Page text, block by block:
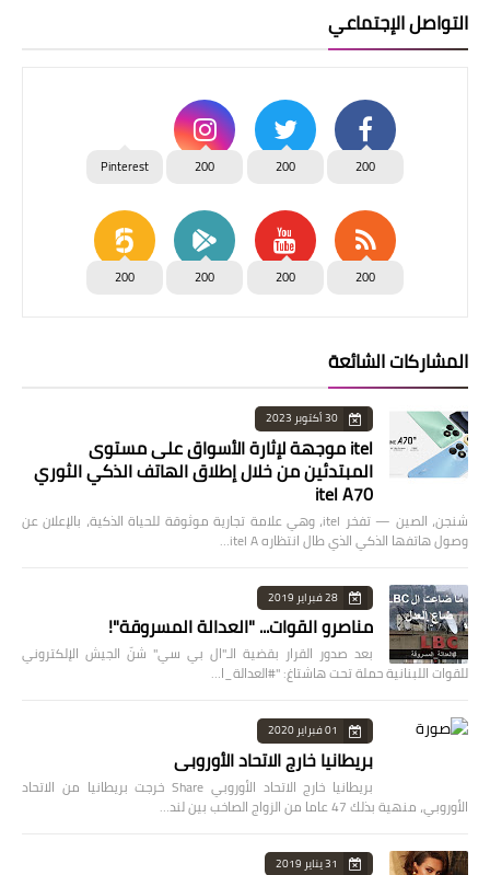
التواصل الإجتماعي
200
200
200
Pinterest
200
200
200
200
المشاركات الشائعة
30 أكتوبر 2023
itel موجهة لإثارة الأسواق على مستوى
المبتدئين من خلال إطلاق الهاتف الذكي الثوري
itel A70
شنجن، الصين — تفخر itel، وهي علامة تجارية موثوقة للحياة الذكية، بالإعلان عن
وصول هاتفها الذكي الذي طال انتظاره itel A…
28 فبراير 2019
مناصرو القوات... "العدالة المسروقة"!
بعد صدور القرار بقضية الـ"ال بي سي" شنّ الجيش الإلكتروني
للقوات اللبنانية حملة تحت هاشتاغ: "#العدالة_ا…
01 فبراير 2020
بريطانيا خارج الاتحاد الأوروبي
بريطانيا خارج الاتحاد الأوروبي Share خرجت بريطانيا من الاتحاد
الأوروبي، منهية بذلك 47 عاما من الزواج الصاخب بين لند…
31 يناير 2019